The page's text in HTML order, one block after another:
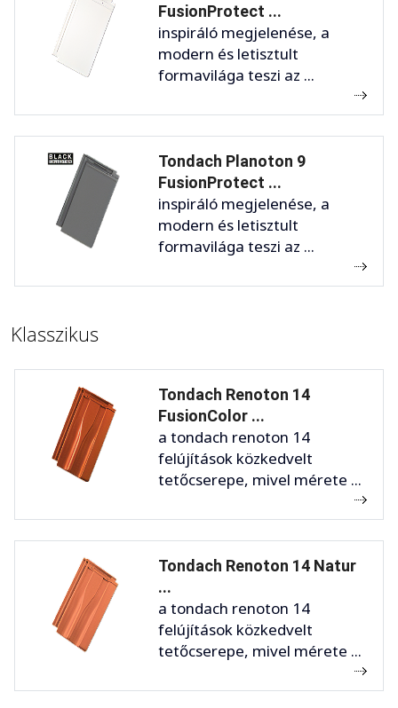
FusionProtect ...
inspiráló megjelenése, a
modern és letisztult
formavilága teszi az ...
Tondach Planoton 9
FusionProtect ...
inspiráló megjelenése, a
modern és letisztult
formavilága teszi az ...
Klasszikus
Tondach Renoton 14
FusionColor ...
a tondach renoton 14
felújítások közkedvelt
tetőcserepe, mivel mérete ...
Tondach Renoton 14 Natur
...
a tondach renoton 14
felújítások közkedvelt
tetőcserepe, mivel mérete ...